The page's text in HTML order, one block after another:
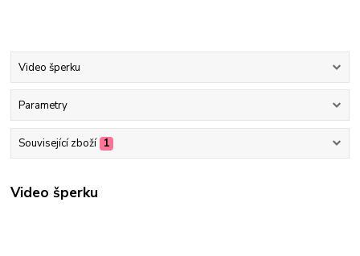
Video šperku
Parametry
Související zboží 1
Video šperku